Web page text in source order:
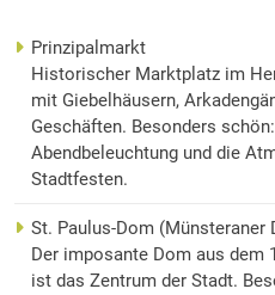
Prinzipalmarkt
Historischer Marktplatz im
mit Giebelhäusern,
Geschäften. Besonders
Abendbeleuchtung und die
Stadtfesten.
St. Paulus-Dom (Münsteraner
Der imposante Dom aus dem
ist das Zentrum der Stadt.